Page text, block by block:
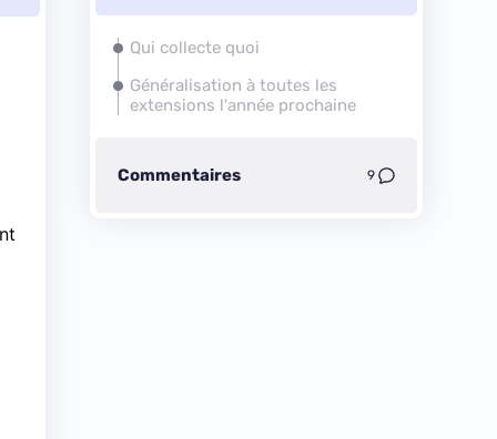
Qui collecte quoi
Généralisation à toutes les
extensions l'année prochaine
Commentaires 9